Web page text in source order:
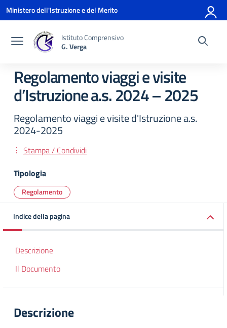
Vai ai contenuti
Vai al menu di navigazione
Vai al footer
Ministero dell'Istruzione e del Merito
Istituto Comprensivo
G. Verga
Regolamento viaggi e visite
d’Istruzione a.s. 2024 – 2025
Regolamento viaggi e visite d'Istruzione a.s.
2024-2025
Stampa / Condividi
Tipologia
Regolamento
Indice della pagina
Descrizione
Il Documento
Descrizione